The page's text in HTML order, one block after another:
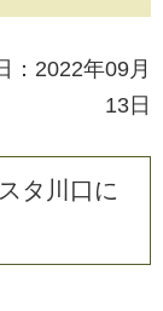
2022年09月
13日
ス タ 川 口 に